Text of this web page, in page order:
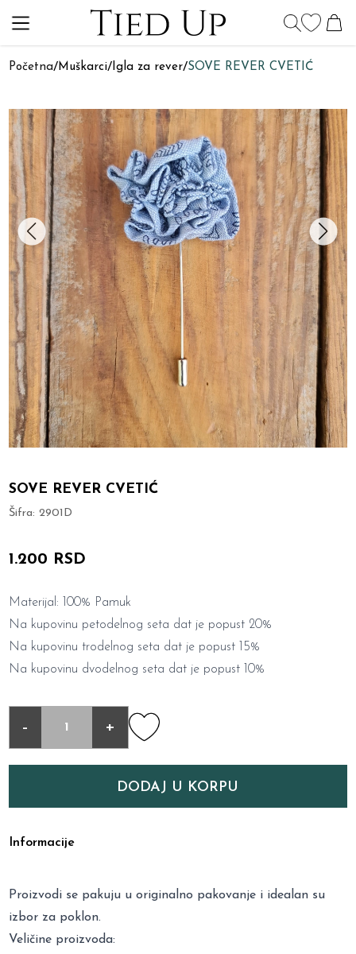
Početna/Muškarci/Igla za rever/SOVE REVER CVETIĆ
SOVE REVER CVETIĆ
Šifra:2901D
1.200 RSD
Materijal: 100% Pamuk
Na kupovinu petodelnog seta dat je popust 20%
Na kupovinu trodelnog seta dat je popust 15%
Na kupovinu dvodelnog seta dat je popust 10%
- +
DODAJ U KORPU
Informacije
Proizvodi se pakuju u originalno pakovanje i idealan su
izbor za poklon.
Veličine proizvoda: